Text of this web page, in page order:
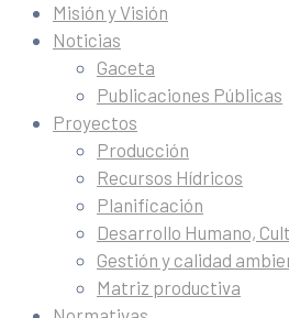
Misión y Visión
Noticias
Gaceta
Publicaciones Públicas
Proyectos
Producción
Recursos Hídricos
Planificación
Desarrollo Humano,
Gestión y calidad
Matriz productiva